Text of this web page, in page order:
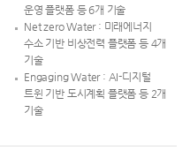
운영 플랫폼 등 6개 기술
Net zero Water : 미래에너지
수소 기반 비상전력 플랫폼 등 4개
기술
Engaging Water : AI-디지털
트윈 기반 도시계획 플랫폼 등 2개
기술